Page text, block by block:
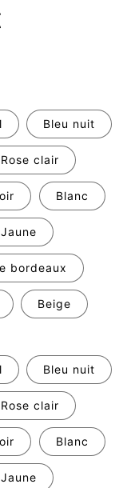
Bleu nuit
Rose clair
Blanc
Jaune
bordeaux
Beige
Bleu nuit
Rose clair
Blanc
Jaune